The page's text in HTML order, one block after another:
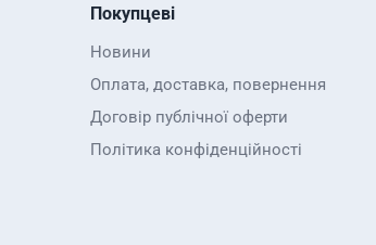
Покупцеві
Новини
Оплата, доставка, повернення
Договір публічної оферти
Політика конфіденційності